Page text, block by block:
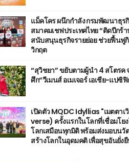
แม็คโคร ผนึกกำลัง กรมพัฒนาธุร
สมาคมเชฟประเทศไทย “ติดปีกร้
สนับสนุนธุรกิจรายย่อย ช่วยฟื้นฟู
วิกฤต
“สุวิชยา” ขยับตามผู้นำ 4 สโตรค
ศึก“วีเมนส์ อเมเจอร์ เอเชีย-แปซิ
เปิดตัว MQDC Idyllias "เมตตา
verse) ครั้งแรกในโลกที่เชื่อมโย
โลกเสมือนทุกมิติ พร้อมส่งมอบนวั
สร้างโลกในอุดมคติ เพื่อสุขอันยั่ง